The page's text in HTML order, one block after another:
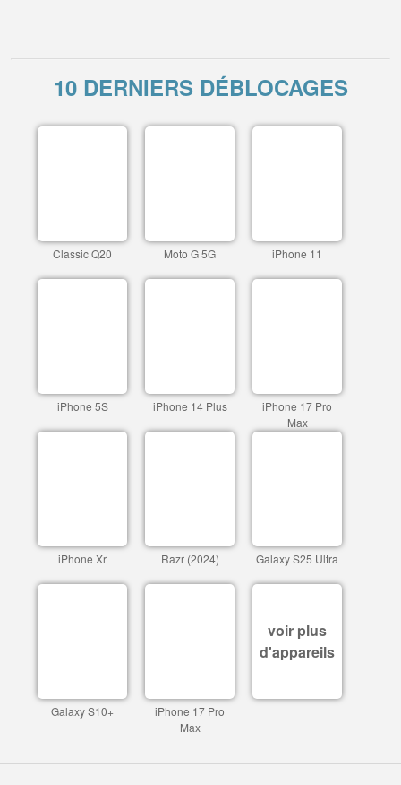
10 DERNIERS DÉBLOCAGES
Classic Q20 Moto G 5G iPhone 11
iPhone 5S iPhone 14 Plus
iPhone 17 Pro
Max
iPhone Xr Razr (2024) Galaxy S25 Ultra
Galaxy S10+
iPhone 17 Pro
Max
voir plus
d'appareils